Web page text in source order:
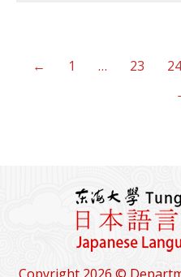
← 1 … 23 24